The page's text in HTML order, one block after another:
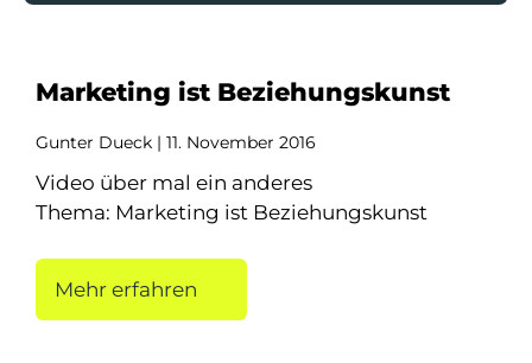
Marketing ist Beziehungskunst
Gunter Dueck 11. November 2016
Video über mal ein anderes
Thema: Marketing ist Beziehungskunst
Mehr erfahren